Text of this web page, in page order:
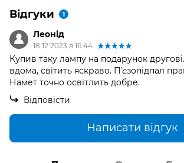
Відгуки 1
Леонiд
18.12.2023 в 16:44
Купив таку лампу на подарунок
вдома, світить яскраво. Пʼєзопідпал
Намет точно освітлить добре.
Відповісти
Написати відгук